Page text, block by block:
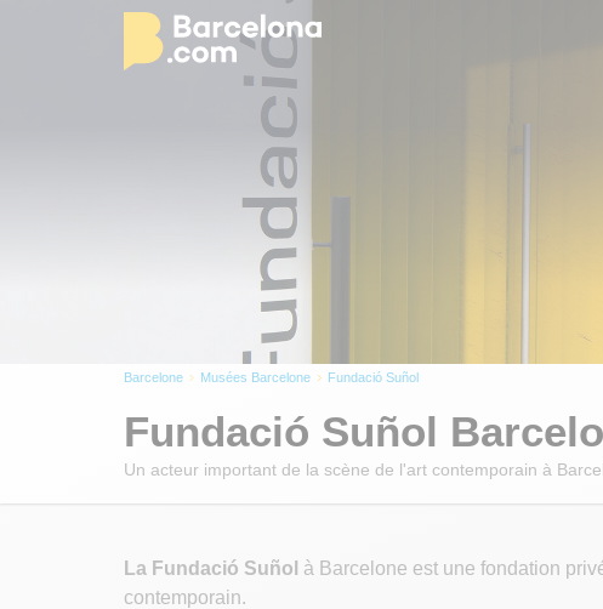
Barcelone Musées Barcelone Fundació Suñol
Fundació Suñol
Un acteur important de la scène de l'art contemporain à
La Fundació Suñol à Barcelone est une fondation
contemporain.